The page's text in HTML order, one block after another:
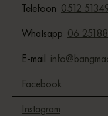
Telefoon 0512
Whatsapp 06
E-mail
Facebook
Instagram